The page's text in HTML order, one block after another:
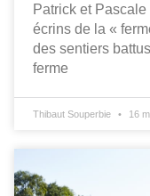
Patrick et
écrins de la «
des sentiers
ferme
Thibaut Souperbie 16